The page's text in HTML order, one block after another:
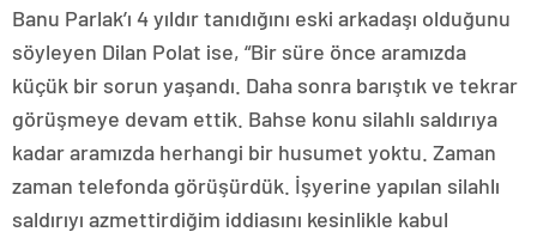
Banu Parlak’ı 4 yıldır tanıdığını eski arkadaşı olduğunu
söyleyen Dilan Polat ise, “Bir süre önce aramızda
küçük bir sorun yaşandı. Daha sonra barıştık ve tekrar
görüşmeye devam ettik. Bahse konu silahlı saldırıya
kadar aramızda herhangi bir husumet yoktu. Zaman
zaman telefonda görüşürdük. İşyerine yapılan silahlı
saldırıyı azmettirdiğim iddiasını kesinlikle kabul